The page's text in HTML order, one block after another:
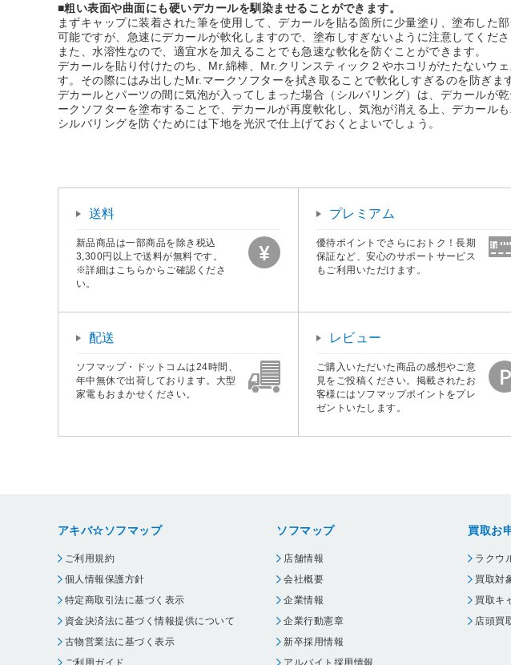
■粗い表面や曲面にも硬いデカールを馴染ませることができます。
まずキャップに装着された筆を使用して、デカールを貼る箇所に少量塗り、塗布し
可能ですが、急速にデカールが軟化しますので、塗布しすぎないように注意してくださ
また、水溶性なので、適宜水を加えることでも急速な軟化を防ぐことができます。
デカールを貼り付けたのち、Mr.綿棒、Mr.クリンスティック２やホコリがたたないウ
す。その際にはみ出したMr.マークソフターを拭き取ることで軟化しすぎるのを防ぎま
デカールとパーツの間に気泡が入ってしまった場合（シルバリング）は、デカールが
ークソフターを塗布することで、デカールが再度軟化し、気泡が消える上、デカール
シルバリングを防ぐためには下地を光沢で仕上げておくとよいでしょう。
送料
新品商品は一部商品を除き税込
3,300円以上で送料が無料です。
※詳細はこちらからご確認くださ
い。
プレミアム
優待ポイントでさらにおトク！長期
保証など、安心のサポートサービス
もご利用いただけます。
配送
ソフマップ・ドットコムは24時間、
年中無休で出荷しております。大型
家電もおまかせください。
レビュー
ご購入いただいた商品の感想やご意
見をご投稿ください。掲載されたお
客様にはソフマップポイントをプレ
ゼントいたします。
アキバ☆ソフマップ
ご利用規約
個人情報保護方針
特定商取引法に基づく表示
資金決済法に基づく情報提供について
古物営業法に基づく表示
ご利用ガイド
ソフマップ
店舗情報
会社概要
企業情報
企業行動憲章
新卒採用情報
アルバイト採用情報
買取お
ラクウ
買取対
買取キ
店頭買